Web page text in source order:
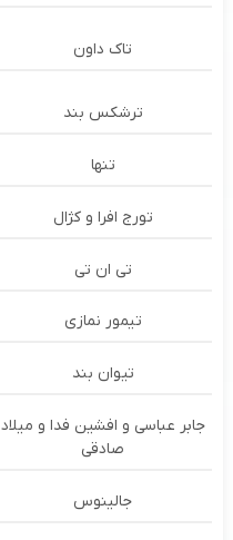
تاک داون
ترشكس بند
تنها
تورج افرا و کژال
تی ان تی
تیمور نمازی
تیوان بند
جابر عباسی و افشین فدا و میلاد
صادقی
جالینوس